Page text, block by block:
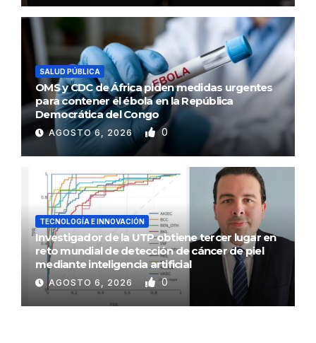
SALUD PÚBLICA
OMS y CDC de África piden medidas urgentes
para contener el ébola en la República
Democrática del Congo
AGOSTO 6, 2026 0
TECNOLOGÍA E INNOVACIÓN
Investigador de la UTP obtiene tercer lugar en
reto mundial de detección de cáncer de piel
mediante inteligencia artificial
AGOSTO 6, 2026 0